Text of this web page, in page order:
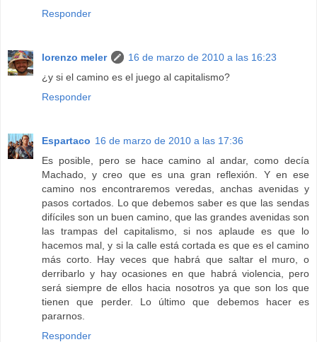
Responder
lorenzo meler
16 de marzo de 2010 a las 16:23
¿y si el camino es el juego al capitalismo?
Responder
Espartaco 16 de marzo de 2010 a las 17:36
Es posible, pero se hace camino al andar, como decía
Machado, y creo que es una gran reflexión. Y en ese
camino nos encontraremos veredas, anchas avenidas y
pasos cortados. Lo que debemos saber es que las sendas
difíciles son un buen camino, que las grandes avenidas son
las trampas del capitalismo, si nos aplaude es que lo
hacemos mal, y si la calle está cortada es que es el camino
más corto. Hay veces que habrá que saltar el muro, o
derribarlo y hay ocasiones en que habrá violencia, pero
será siempre de ellos hacia nosotros ya que son los que
tienen que perder. Lo último que debemos hacer es
pararnos.
Responder